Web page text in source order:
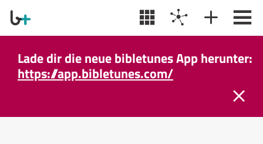
Lade dir die neue bibletunes App herunter:
https://app.bibletunes.com/